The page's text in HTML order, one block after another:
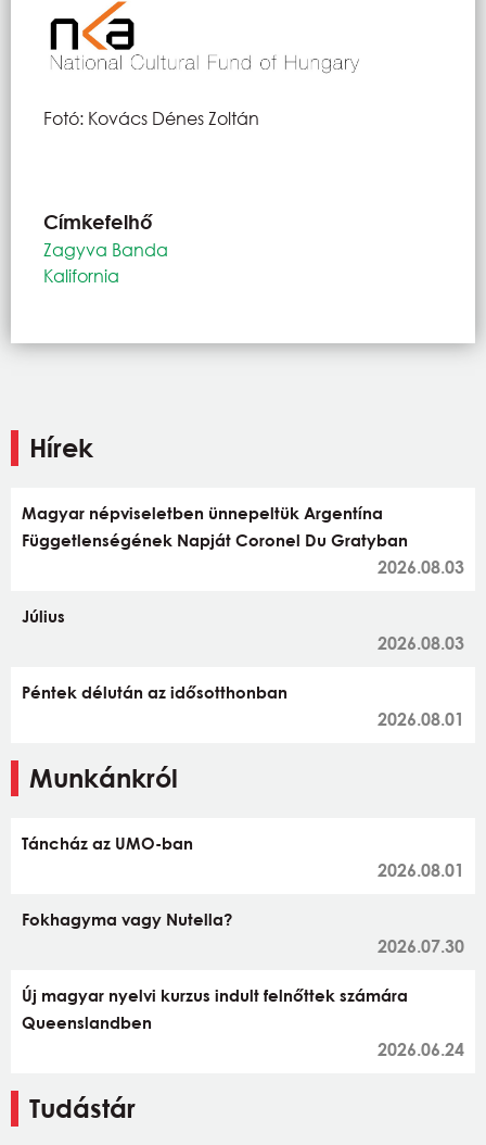
Fotó: Kovács Dénes Zoltán
Címkefelhő
Zagyva Banda
Kalifornia
Hírek
Magyar népviseletben ünnepeltük Argentína
Függetlenségének Napját Coronel Du Gratyban
2026.08.03
Július
2026.08.03
Péntek délután az idősotthonban
2026.08.01
Munkánkról
Táncház az UMO-ban
2026.08.01
Fokhagyma vagy Nutella?
2026.07.30
Új magyar nyelvi kurzus indult felnőttek számára
Queenslandben
2026.06.24
Tudástár